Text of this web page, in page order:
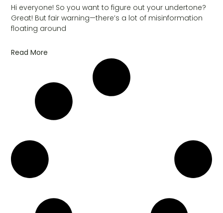
Hi everyone! So you want to figure out your undertone?
Great! But fair warning—there’s a lot of misinformation
floating around
Read More